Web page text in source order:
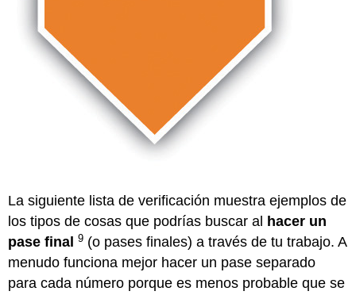
La siguiente lista de verificación muestra ejemplos de
los tipos de cosas que podrías buscar al hacer un
pase final 9 (o pases finales) a través de tu trabajo. A
menudo funciona mejor hacer un pase separado
para cada número porque es menos probable que se